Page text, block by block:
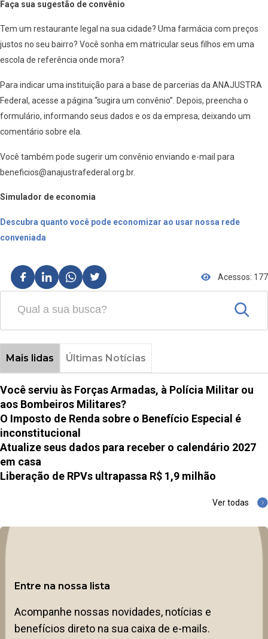
Faça sua sugestão de convênio
Tem um restaurante legal na sua cidade? Uma farmácia com preços
justos no seu bairro? Você sonha em matricular seus filhos em uma
escola de referência onde mora?
Para indicar uma instituição para a base de parcerias da ANAJUSTRA
Federal, acesse a página “sugira um convênio”. Depois, preencha o
formulário, informando seus dados e os da empresa, deixando um
comentário sobre ela.
Você também pode sugerir um convênio enviando e-mail para
beneficios@anajustrafederal.org.br.
Simulador de economia
Descubra quanto você pode economizar ao usar nossa rede
conveniada
Acessos: 177
Mais lidas Últimas Notícias
Você serviu às Forças Armadas, à Polícia Militar ou
aos Bombeiros Militares?
O Imposto de Renda sobre o Benefício Especial é
inconstitucional
Atualize seus dados para receber o calendário 2027
em casa
Liberação de RPVs ultrapassa R$ 1,9 milhão
Ver todas
Entre na nossa lista
Acompanhe nossas novidades, notícias e
benefícios direto na sua caixa de e-mails.